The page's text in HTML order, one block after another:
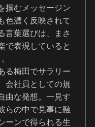
掴むメッセージン
色濃く反映されて
言葉選びは、まさ
で表現していると
る梅田でサラリー
会社員としての規
由な発想。一見す
らの中で見事に融
ーンで得られる生